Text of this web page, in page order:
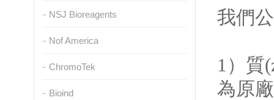
NSJ Bioreagents
Nof America
ChromoTek
Bioind
我們
1）質
為原